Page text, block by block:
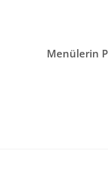
Menülerin